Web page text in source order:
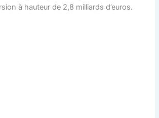
à hauteur de 2,8 milliards d’euros.